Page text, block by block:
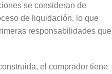
se consideran de
de liquidación, lo que
responsabilidades que
el comprador tiene